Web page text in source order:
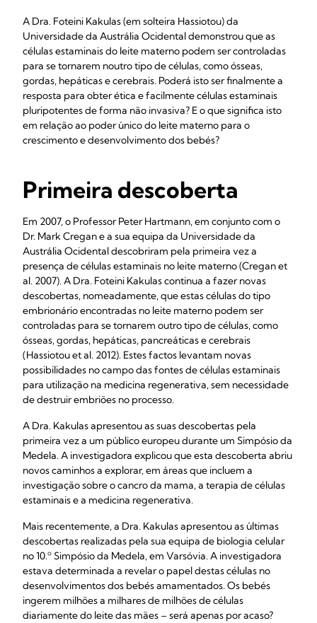
A Dra. Foteini Kakulas (em solteira Hassiotou) da
Universidade da Austrália Ocidental demonstrou que as
células estaminais do leite materno podem ser controladas
para se tornarem noutro tipo de células, como ósseas,
gordas, hepáticas e cerebrais. Poderá isto ser finalmente a
resposta para obter ética e facilmente células estaminais
pluripotentes de forma não invasiva? E o que significa isto
em relação ao poder único do leite materno para o
crescimento e desenvolvimento dos bebés?
Primeira descoberta
Em 2007, o Professor Peter Hartmann, em conjunto com o
Dr. Mark Cregan e a sua equipa da Universidade da
Austrália Ocidental descobriram pela primeira vez a
presença de células estaminais no leite materno (Cregan et
al. 2007). A Dra. Foteini Kakulas continua a fazer novas
descobertas, nomeadamente, que estas células do tipo
embrionário encontradas no leite materno podem ser
controladas para se tornarem outro tipo de células, como
ósseas, gordas, hepáticas, pancreáticas e cerebrais
(Hassiotou et al. 2012). Estes factos levantam novas
possibilidades no campo das fontes de células estaminais
para utilização na medicina regenerativa, sem necessidade
de destruir embriões no processo.
A Dra. Kakulas apresentou as suas descobertas pela
primeira vez a um público europeu durante um Simpósio da
Medela. A investigadora explicou que esta descoberta abriu
novos caminhos a explorar, em áreas que incluem a
investigação sobre o cancro da mama, a terapia de células
estaminais e a medicina regenerativa.
Mais recentemente, a Dra. Kakulas apresentou as últimas
descobertas realizadas pela sua equipa de biologia celular
no 10.º Simpósio da Medela, em Varsóvia. A investigadora
estava determinada a revelar o papel destas células no
desenvolvimentos dos bebés amamentados. Os bebés
ingerem milhões a milhares de milhões de células
diariamente do leite das mães – será apenas por acaso?